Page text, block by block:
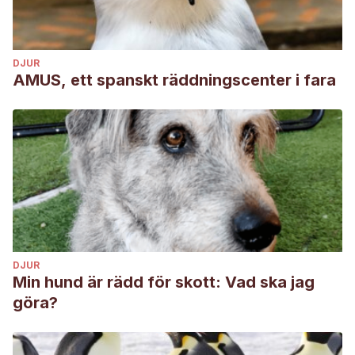
DJUR
AMUS, ett spanskt räddningscenter i fara
DJUR
Min hund är rädd för skott: Vad ska jag
göra?